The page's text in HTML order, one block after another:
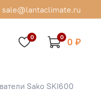
sale@lantaclimate.ru
0 0 0 ₽
Sako SKI600